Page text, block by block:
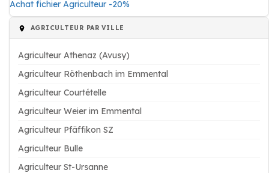
Achat fichier Agriculteur -20%
AGRICULTEUR PAR VILLE
Agriculteur Athenaz (Avusy)
Agriculteur Röthenbach im Emmental
Agriculteur Courtételle
Agriculteur Weier im Emmental
Agriculteur Pfäffikon SZ
Agriculteur Bulle
Agriculteur St-Ursanne